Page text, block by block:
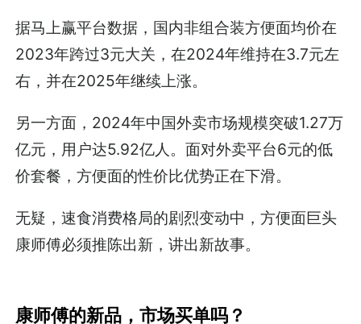
据马上赢平台数据，国内非组合装方便面均价在
2023年跨过3元大关，在2024年维持在3.7元左
右，并在2025年继续上涨。
另一方面，2024年中国外卖市场规模突破1.27万
亿元，用户达5.92亿人。面对外卖平台6元的低
价套餐，方便面的性价比优势正在下滑。
无疑，速食消费格局的剧烈变动中，方便面巨头
康师傅必须推陈出新，讲出新故事。
康师傅的新品，市场买单吗？